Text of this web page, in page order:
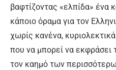
βαφτίζοντας «ελπίδα» ένα
κάποιο όραμα για τον
χωρίς κανένα,
που να μπορεί να εκφράσει
τον καημό των